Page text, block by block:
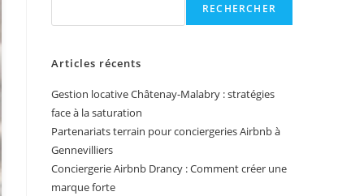
RECHERCHER
Articles récents
Gestion locative Châtenay-Malabry : stratégies
face à la saturation
Partenariats terrain pour conciergeries Airbnb à
Gennevilliers
Conciergerie Airbnb Drancy : Comment créer une
marque forte